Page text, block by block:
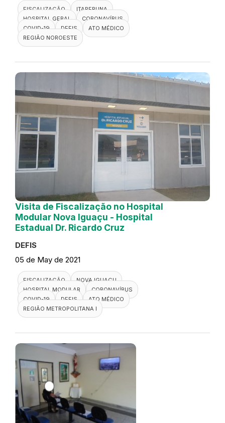
FISCALIZAÇÃO
ITAPERUNA
HOSPITAL GERAL
CORONAVÍRUS
COVID-19
DEFIS
ATO MÉDICO
REGIÃO NOROESTE
Visita de Fiscalização no Hospital
Modular Nova Iguaçu - Hospital
Estadual Dr. Ricardo Cruz
DEFIS
05 de May de 2021
FISCALIZAÇÃO
NOVA IGUAÇU
HOSPITAL MODULAR
CORONAVÍRUS
COVID-19
DEFIS
ATO MÉDICO
REGIÃO METROPOLITANA I